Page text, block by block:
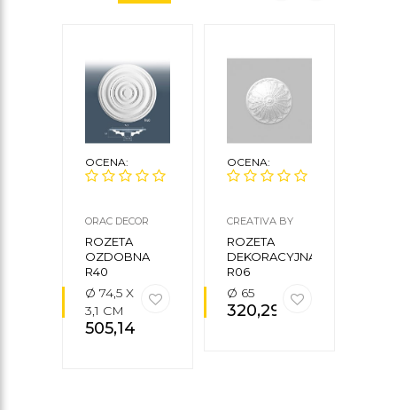
OCENA:
ORAC DECOR
ROZETA
OZDOBNA
R40
Ø 74,5 X
3,1 CM
505,14
OCENA:
CREATIVA BY
CEZAR
ROZETA
DEKORACYJNA
R06
Ø 65
320,29 zł